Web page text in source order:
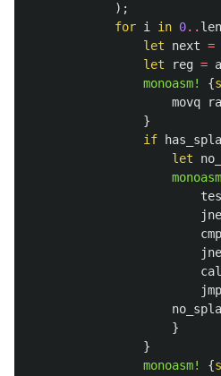
);
for i in 0.. len
let
next =
let
reg =
monoasm!
{
movq
}
if
let
jne
jne
jmp
}
}
monoasm!
{